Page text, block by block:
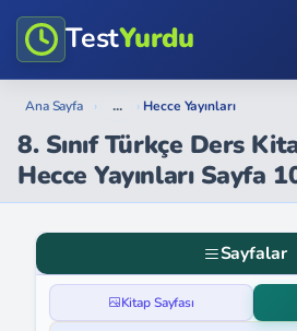
TestYurdu
Ana Sayfa › ... › Hecce Yayınları
8. Sınıf Türkçe Ders
Hecce Yayınları Sayfa
Sayfalar
Kitap Sayfası